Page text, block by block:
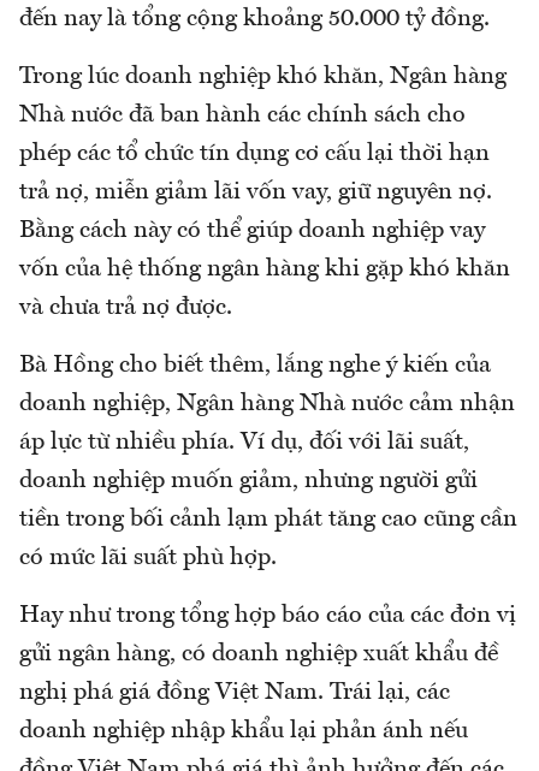
đến nay là tổng cộng khoảng 50.000 tỷ đồng.
Trong lúc doanh nghiệp khó khăn, Ngân hàng
Nhà nước đã ban hành các chính sách cho
phép các tổ chức tín dụng cơ cấu lại thời hạn
trả nợ, miễn giảm lãi vốn vay, giữ nguyên nợ.
Bằng cách này có thể giúp doanh nghiệp vay
vốn của hệ thống ngân hàng khi gặp khó khăn
và chưa trả nợ được.
Bà Hồng cho biết thêm, lắng nghe ý kiến của
doanh nghiệp, Ngân hàng Nhà nước cảm nhận
áp lực từ nhiều phía. Ví dụ, đối với lãi suất,
doanh nghiệp muốn giảm, nhưng người gửi
tiền trong bối cảnh lạm phát tăng cao cũng cần
có mức lãi suất phù hợp.
Hay như trong tổng hợp báo cáo của các đơn vị
gửi ngân hàng, có doanh nghiệp xuất khẩu đề
nghị phá giá đồng Việt Nam. Trái lại, các
doanh nghiệp nhập khẩu lại phản ánh nếu